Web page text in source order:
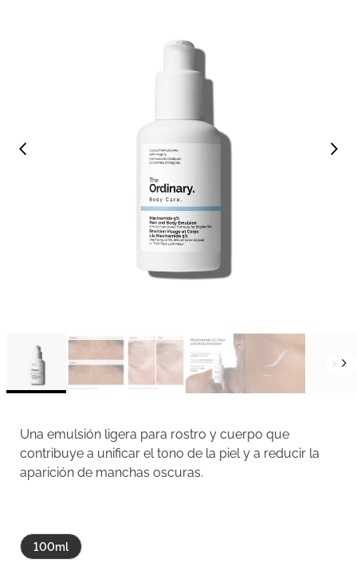
Una emulsión ligera para rostro y cuerpo que
contribuye a unificar el tono de la piel y a reducir la
aparición de manchas oscuras.
100ml